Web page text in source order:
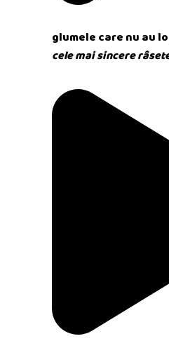
glumele care nu au
cele mai sincere